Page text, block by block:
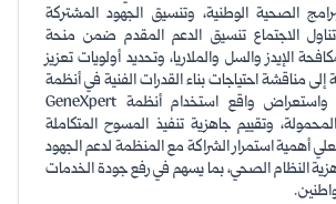
الصحية الوطنية، وتنسيق الجهود المشتركة
الاجتماع تنسيق الدعم المقدم ضمن منحة
الإيدز والسل والملاريا، وتحديد أولويات تعزيز
مناقشة احتياجات بناء القدرات الفنية في أنظمة
الترصد والمختبرات، واستعراض واقع استخدام أنظمة GeneXpert
وتقييم جاهزية تنفيذ المسوح المتكاملة
أهمية استمرار الشراكة مع المنظمة لدعم الجهود
النظام الصحي، بما يسهم في رفع جودة الخدمات